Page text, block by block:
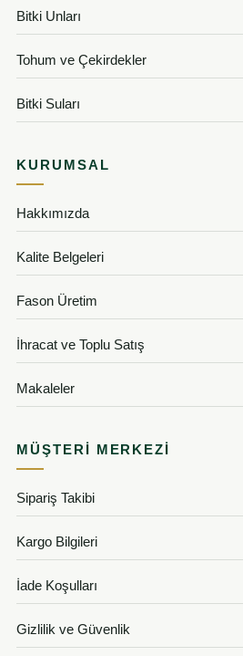
Bitki Unları
Tohum ve Çekirdekler
Bitki Suları
KURUMSAL
Hakkımızda
Kalite Belgeleri
Fason Üretim
İhracat ve Toplu Satış
Makaleler
MÜŞTERI MERKEZI
Sipariş Takibi
Kargo Bilgileri
İade Koşulları
Gizlilik ve Güvenlik